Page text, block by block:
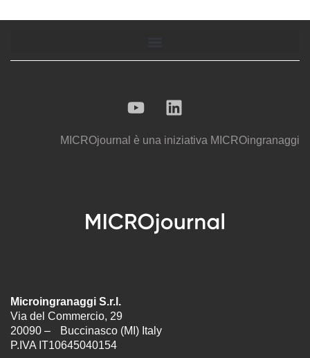
MICROjournal è una iniziativa MICROingranaggi
Microingranaggi S.r.l.
Via del Commercio, 29
20090 – Buccinasco (MI) Italy
P.IVA IT10645040154